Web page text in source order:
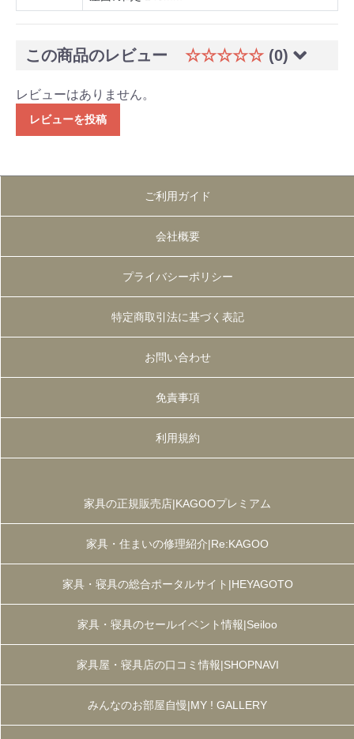
この商品のレビュー ☆☆☆☆☆ (0)
レビューはありません。
レビューを投稿
ご利用ガイド
会社概要
プライバシーポリシー
特定商取引法に基づく表記
お問い合わせ
免責事項
利用規約
家具の正規販売店|KAGOOプレミアム
家具・住まいの修理紹介|Re:KAGOO
家具・寝具の総合ポータルサイト|HEYAGOTO
家具・寝具のセールイベント情報|Seiloo
家具屋・寝具店の口コミ情報|SHOPNAVI
みんなのお部屋自慢|MY ! GALLERY